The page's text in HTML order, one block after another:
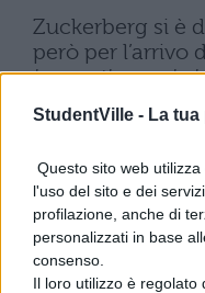
StudentVille - La
Questo sito web
l'uso del sito e dei
profilazione, anche di
personalizzati in base
consenso.
Il loro utilizzo è regolato
Zuckerberg si è
però per l’arrivo
innovativa mai
Ticker, che ne fa
permetteranno
ascoltare la
i programmi
stanno
fare un party
proprio